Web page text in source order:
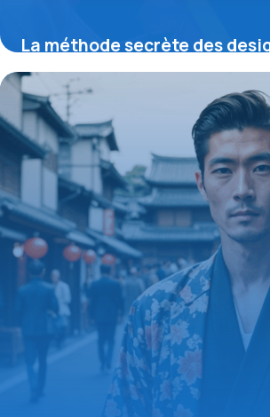
La méthode secrète des
maîtriser la couleur unie et
votre style dès aujourd’hui
19 mai 2026